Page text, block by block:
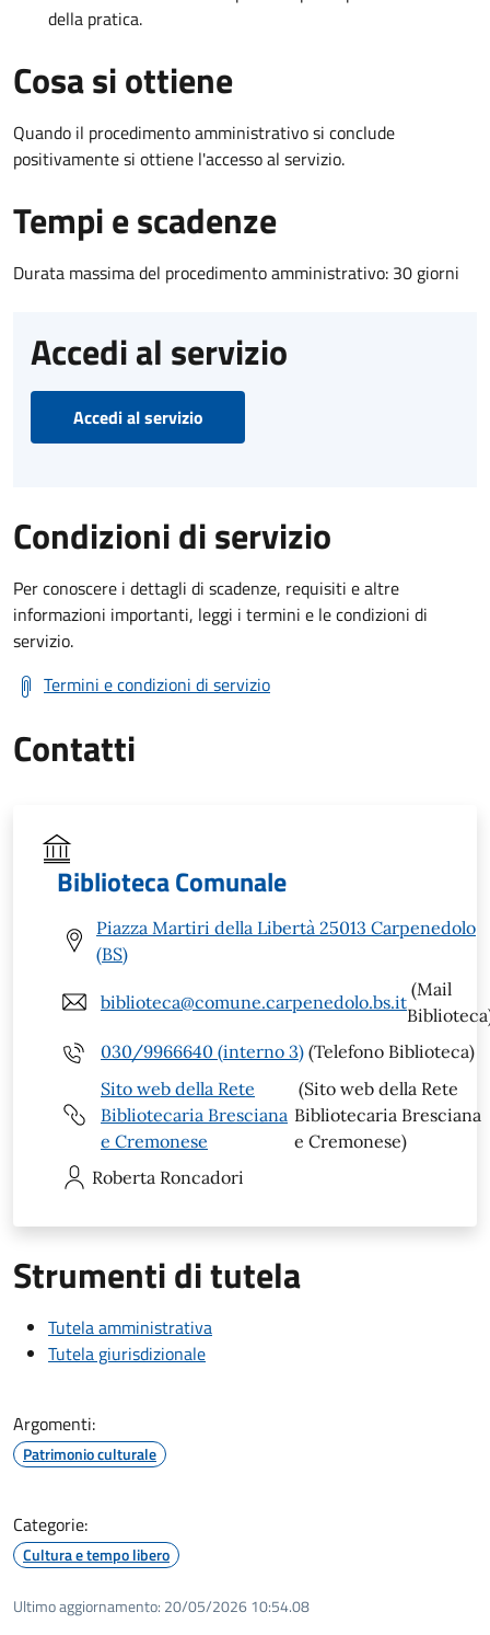
della pratica.
Cosa si ottiene
Quando il procedimento amministrativo si conclude
positivamente si ottiene l'accesso al servizio.
Tempi e scadenze
Durata massima del procedimento amministrativo: 30 giorni
Accedi al servizio
Accedi al servizio
Condizioni di servizio
Per conoscere i dettagli di scadenze, requisiti e altre
informazioni importanti, leggi i termini e le condizioni di
servizio.
Termini e condizioni di servizio
Contatti
Biblioteca Comunale
Piazza Martiri della Libertà 25013 Carpenedolo
(BS)
biblioteca@comune.carpenedolo.bs.it
(Mail
030/9966640 (interno 3) (Telefono Biblioteca)
Sito web della Rete
Bibliotecaria Bresciana
e Cremonese
(Sito web della Rete
Bibliotecaria Bresciana
e Cremonese)
Roberta Roncadori
Strumenti di tutela
Tutela amministrativa
Tutela giurisdizionale
Argomenti:
Patrimonio culturale
Categorie:
Cultura e tempo libero
Ultimo aggiornamento: 20/05/2026 10:54.08